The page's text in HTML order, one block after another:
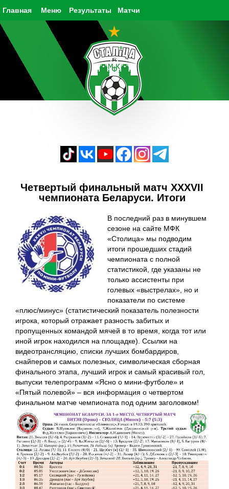
Главная Результаты Матчи
Меню
Четвертый финальный матч XXXVII
чемпионата Беларуси. Итоги
В последний раз в минувшем
сезоне на сайте МФК
«Столица» мы подводим
итоги прошедших стадий
чемпионата с полной
статистикой, где указаны не
только ассистенты при
голевых «выстрелах», но и
показатели по системе
«плюс/минус» (статистический показатель полезности
игрока, который отражает разность забитых и
пропущенных командой мячей в то время, когда тот или
иной игрок находился на площадке). Ссылки на
видеотрансляцию, списки лучших бомбардиров,
снайперов и самых полезных, символическая сборная
финального этапа, лучший игрок и самый красивый гол,
выпуски телепрограмм «Ясно о мини-футболе» и
«Пятый полевой» – вся информация о четвертом
финальном матче чемпионата под одним заголовком!